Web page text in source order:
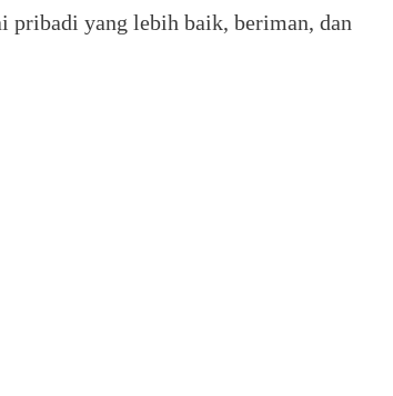
pribadi yang lebih baik, beriman, dan